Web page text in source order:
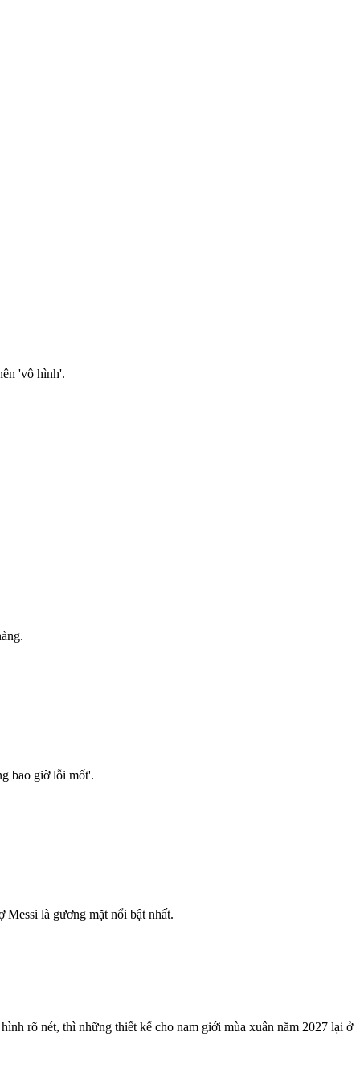
'vô hình'.
bao giờ lỗi mốt'.
là gương mặt nổi bật nhất.
rõ nét, thì những thiết kế cho nam giới mùa xuân năm 2027 lại ở